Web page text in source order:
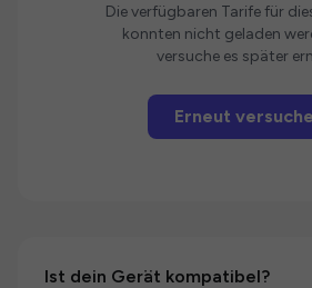
Die verfügbaren Tarife für
konnten nicht geladen
versuche es später
Erneut
Ist dein Gerät kompatibel?